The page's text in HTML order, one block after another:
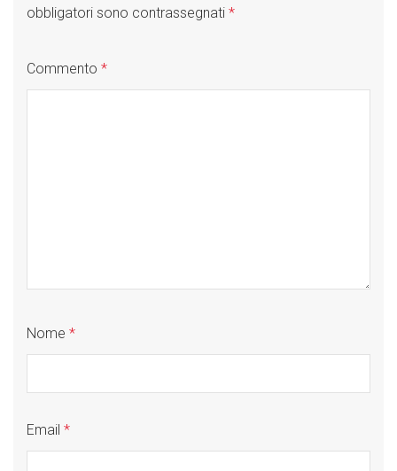
obbligatori sono contrassegnati *
Commento *
Nome *
Email *